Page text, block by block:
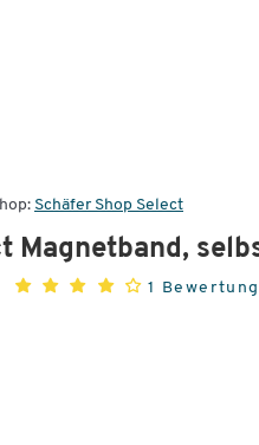
Schäfer Shop Select
Magnetband,
1 Bewertung